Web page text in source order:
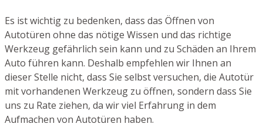
Es ist wichtig zu bedenken, dass das Öffnen von
Autotüren ohne das nötige Wissen und das richtige
Werkzeug gefährlich sein kann und zu Schäden an Ihrem
Auto führen kann. Deshalb empfehlen wir Ihnen an
dieser Stelle nicht, dass Sie selbst versuchen, die Autotür
mit vorhandenen Werkzeug zu öffnen, sondern dass Sie
uns zu Rate ziehen, da wir viel Erfahrung in dem
Aufmachen von Autotüren haben.